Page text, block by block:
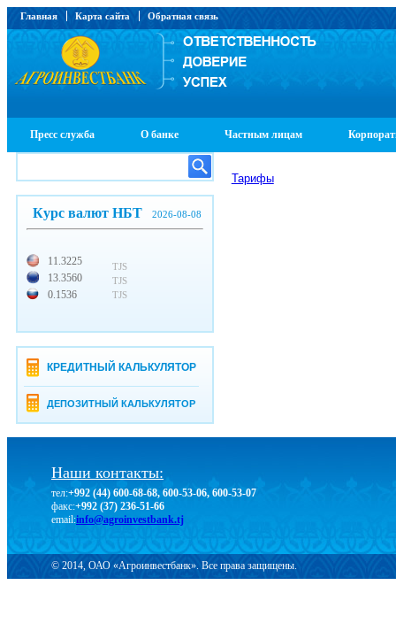
Главная Карта сайта Обратная связь
Пресс служба О банке Частным лицам
Курс валют НБТ 2026-08-08
11.3225
13.3560
0.1536
TJS
TJS
TJS
КРЕДИТНЫЙ КАЛЬКУЛЯТОР
ДЕПОЗИТНЫЙ КАЛЬКУЛЯТОР
Тарифы
Наши контакты:
тел:+992 (44) 600-68-68, 600-53-06, 600-53-07
факс:+992 (37) 236-51-66
email:info@agroinvestbank.tj
© 2014, ОАО «Агроинвестбанк». Все права защищены.